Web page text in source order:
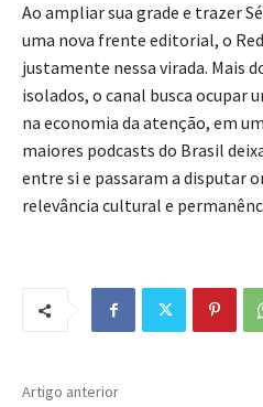
Ao ampliar sua grade e trazer
uma nova frente editorial, o
justamente nessa virada. Mais
isolados, o canal busca ocupar
na economia da atenção, em
maiores podcasts do Brasil
entre si e passaram a disputar
relevância cultural e
Artigo anterior